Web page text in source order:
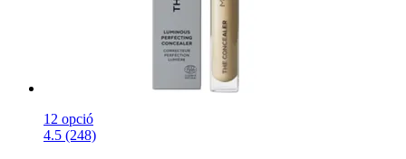
12 opció
4.5 (248)